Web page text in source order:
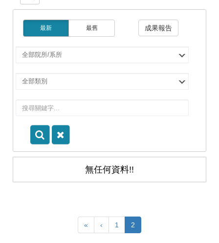
最新 最舊 成果報告
選
所/
所
選
別
無任何資料!!
« ‹ 1 2